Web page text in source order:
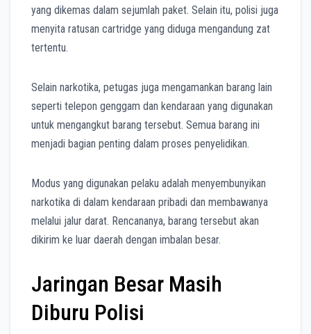
yang dikemas dalam sejumlah paket. Selain itu, polisi juga
menyita ratusan cartridge yang diduga mengandung zat
tertentu.
Selain narkotika, petugas juga mengamankan barang lain
seperti telepon genggam dan kendaraan yang digunakan
untuk mengangkut barang tersebut. Semua barang ini
menjadi bagian penting dalam proses penyelidikan.
Modus yang digunakan pelaku adalah menyembunyikan
narkotika di dalam kendaraan pribadi dan membawanya
melalui jalur darat. Rencananya, barang tersebut akan
dikirim ke luar daerah dengan imbalan besar.
Jaringan Besar Masih
Diburu Polisi